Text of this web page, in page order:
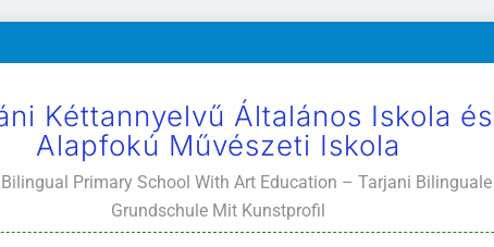
Kéttannyelvű Általános Iskola és
Alapfokú Művészeti Iskola
Primary School With Art Education – Tarjani Bilinguale
Grundschule Mit Kunstprofil